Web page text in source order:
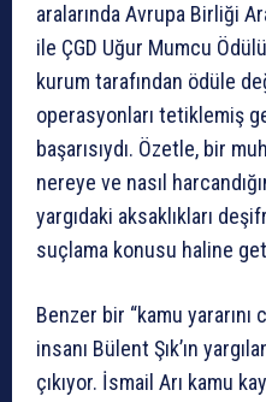
aralarında Avrupa Birliği
ile ÇGD Uğur Mumcu
kurum tarafından ödüle
operasyonları tetiklemiş
başarısıydı. Özetle, bir
nereye ve nasıl
yargıdaki aksaklıkları
suçlama konusu haline
Benzer bir “kamu yararını
insanı Bülent Şık’ın
çıkıyor. İsmail Arı kamu